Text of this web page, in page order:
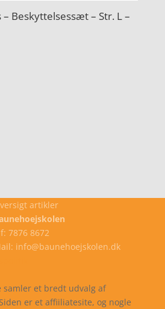
– Beskyttelsessæt – Str. L –
artikler
7876 8672
info@baunehoejskolen.dk
samler et bredt udvalg af
er et affiiliatesite, og nogle